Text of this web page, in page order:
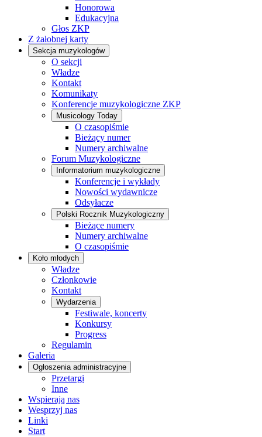
Honorowa
Edukacyjna
Głos ZKP
Z żałobnej karty
Sekcja muzykologów
O sekcji
Władze
Kontakt
Komunikaty
Konferencje muzykologiczne ZKP
Musicology Today
O czasopiśmie
Bieżący numer
Numery archiwalne
Forum Muzykologiczne
Informatorium muzykologiczne
Konferencje i wykłady
Nowości wydawnicze
Odsyłacze
Polski Rocznik Muzykologiczny
Bieżące numery
Numery archiwalne
O czasopiśmie
Koło młodych
Władze
Członkowie
Kontakt
Wydarzenia
Festiwale, koncerty
Konkursy
Progress
Regulamin
Galeria
Ogłoszenia administracyjne
Przetargi
Inne
Wspierają nas
Wesprzyj nas
Linki
Start